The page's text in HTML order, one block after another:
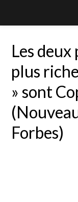
Les
plus
» sont
Forbes)